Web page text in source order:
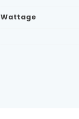
Wattage